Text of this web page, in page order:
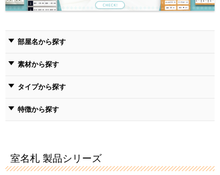
部屋名から探す
素材から探す
タイプから探す
特徴から探す
室名札 製品シリーズ